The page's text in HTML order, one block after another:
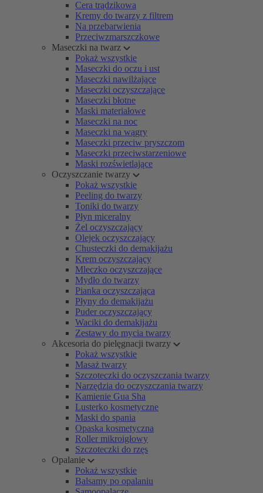
Cera trądzikowa
Kremy do twarzy z filtrem
Na przebarwienia
Przeciwzmarszczkowe
Maseczki na twarz
Pokaż wszystkie
Maseczki do oczu i ust
Maseczki nawilżające
Maseczki oczyszczające
Maseczki błotne
Maski materiałowe
Maseczki na noc
Maseczki na wągry
Maseczki przeciw pryszczom
Maseczki przeciwstarzeniowe
Maski rozświetlające
Oczyszczanie twarzy
Pokaż wszystkie
Peeling do twarzy
Toniki do twarzy
Płyn miceralny
Żel oczyszczający
Olejek oczyszczający
Chusteczki do demakijażu
Krem oczyszczający
Mleczko oczyszczające
Mydło do twarzy
Pianka oczyszczająca
Płyny do demakijażu
Puder oczyszczający
Waciki do demakijażu
Zestawy do mycia twarzy
Akcesoria do pielęgnacji twarzy
Pokaż wszystkie
Masaż twarzy
Szczoteczki do oczyszczania twarzy
Narzędzia do oczyszczania twarzy
Kamienie Gua Sha
Lusterko kosmetyczne
Maski do spania
Opaska kosmetyczna
Roller mikroigłowy
Szczoteczki do rzęs
Opalanie
Pokaż wszystkie
Balsamy po opalaniu